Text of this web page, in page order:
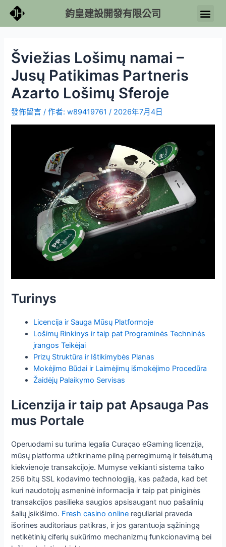
鈞皇建設開發有限公司
Šviežias Lošimų namai –
Jusų Patikimas Partneris
Azarto Lošimų Sferoje
發佈留言 / 作者:w89419761/ 2026年7月4日
Turinys
Licencija ir Sauga Mūsų Platformoje
Lošimų Rinkinys ir taip pat Programinės Techninės
įrangos Teikėjai
Prizų Struktūra ir Ištikimybės Planas
Mokėjimo Būdai ir Laimėjimų išmokėjimo Procedūra
Žaidėjų Palaikymo Servisas
Licenzija ir taip pat Apsauga Pas
mus Portale
Operuodami su turima legalia Curaçao eGaming licenzija,
mūsų platforma užtikriname pilną perregimumą ir teisėtumą
kiekvienoje transakcijoje. Mumyse veikianti sistema taiko
256 bitų SSL kodavimo technologiją, kas pažada, kad bet
kuri naudotojų asmeninė informacija ir taip pat piniginės
transakcijos pasilieka saugios apsisaugant nuo pašalinių
šalių įsikišimo. Fresh casino online reguliariai praveda
išorines auditoriaus patikras, ir jos garantuoja sąžiningą
netikėtinių ciferių sukūrimo mechanizmų funkcionavimą bei